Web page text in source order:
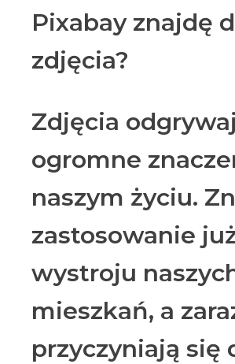
Pixabay znajdę
zdjęcia?
Zdjęcia
ogromne
naszym życiu.
zastosowanie
wystroju
mieszkań, a
przyczyniają się